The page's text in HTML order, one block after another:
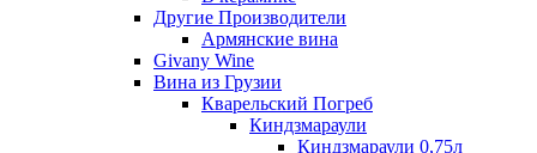
Другие Производители
Армянские вина
Givany Wine
Вина из Грузии
Кварельский Погреб
Киндзмараули
Киндзмараули 0,75л